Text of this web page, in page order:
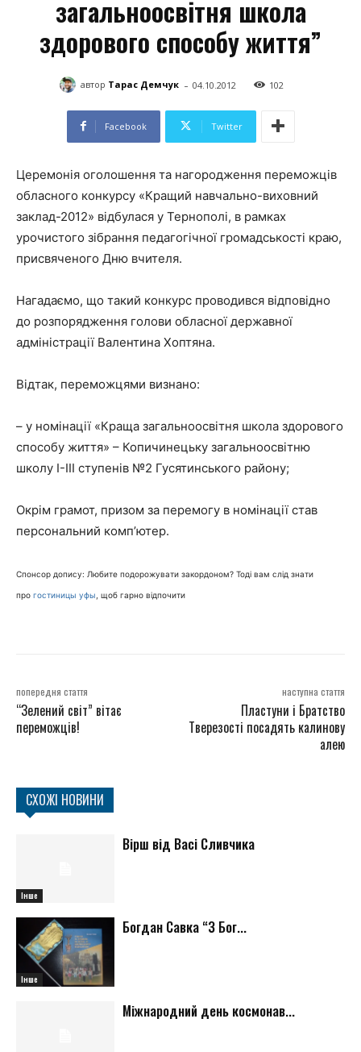
загальноосвітня школа
здорового способу життя”
автор Тарас Демчук - 04.10.2012 102
Facebook Twitter
Церемонія оголошення та нагородження переможців
обласного конкурсу «Кращий навчально-виховний
заклад-2012» відбулася у Тернополі, в рамках
урочистого зібрання педагогічної громадськості краю,
присвяченого Дню вчителя.
Нагадаємо, що такий конкурс проводився відповідно
до розпорядження голови обласної державної
адміністрації Валентина Хоптяна.
Відтак, переможцями визнано:
– у номінації «Краща загальноосвітня школа здорового
способу життя» – Копичинецьку загальноосвітню
школу І-ІІІ ступенів №2 Гусятинського району;
Окрім грамот, призом за перемогу в номінації став
персональний комп’ютер.
Спонсор допису: Любите подорожувати закордоном? Тоді вам слід знати
про гостиницы уфы , щоб гарно відпочити
попередня стаття
“Зелений світ” вітає
переможців!
наступна стаття
Пластуни і Братство
Тверезості посадять калинову
алею
СХОЖІ НОВИНИ
Інше
Вірш від Васі Сливчика
Інше
Богдан Савка “З Бог...
Міжнародний день космонав...